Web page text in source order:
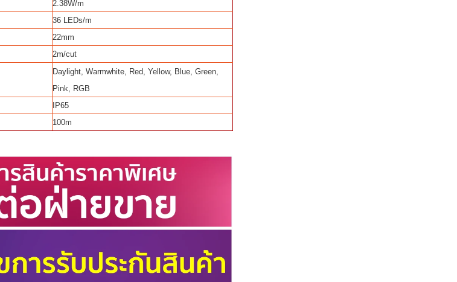
2.38W/m
36 LEDs/m
22mm
2m/cut
Daylight, Warmwhite, Red, Yellow, Blue, Green,
Pink, RGB
IP65
100m